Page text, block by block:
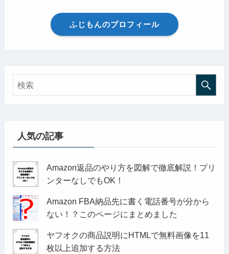
ふじもんのプロフィール
人気の記事
Amazon返品のやり方を図解で徹底解説！プリ
ンターなしでもOK！
Amazon FBA納品先に書く電話番号が分から
ない！？このページにまとめました
ヤフオクの商品説明にHTMLで無料画像を11
枚以上追加する方法